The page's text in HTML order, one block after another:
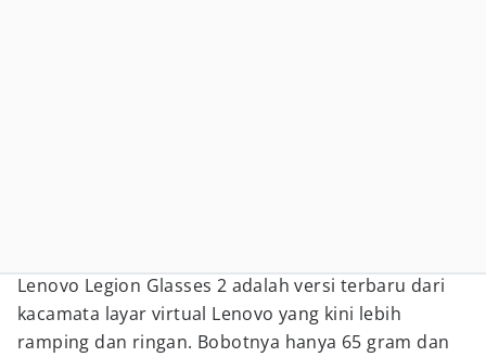
Lenovo Legion Glasses 2 adalah versi terbaru dari
kacamata layar virtual Lenovo yang kini lebih
ramping dan ringan. Bobotnya hanya 65 gram dan